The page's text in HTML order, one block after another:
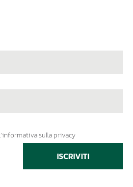
sulla privacy
ISCRIVITI